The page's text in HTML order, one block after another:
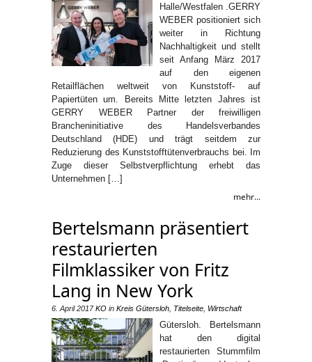
Halle/Westfalen .GERRY
WEBER positioniert sich
weiter in Richtung
Nachhaltigkeit und stellt
seit Anfang März 2017
auf den eigenen
Retailflächen weltweit von Kunststoff- auf
Papiertüten um. Bereits Mitte letzten Jahres ist
GERRY WEBER Partner der freiwilligen
Brancheninitiative des Handelsverbandes
Deutschland (HDE) und trägt seitdem zur
Reduzierung des Kunststofftütenverbrauchs bei. Im
Zuge dieser Selbstverpflichtung erhebt das
Unternehmen […]
mehr...
Bertelsmann präsentiert
restaurierten
Filmklassiker von Fritz
Lang in New York
6. April 2017 KO in Kreis Gütersloh Titelseite Wirtschaft
Gütersloh. Bertelsmann
hat den digital
restaurierten Stummfilm